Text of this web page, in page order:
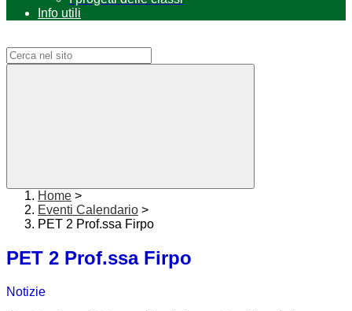
Info utili
Home >
Eventi Calendario >
PET 2 Prof.ssa Firpo
PET 2 Prof.ssa Firpo
Notizie